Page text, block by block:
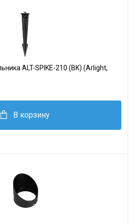
ALT-SPIKE-210 (BK) (Arlight,
В корзину